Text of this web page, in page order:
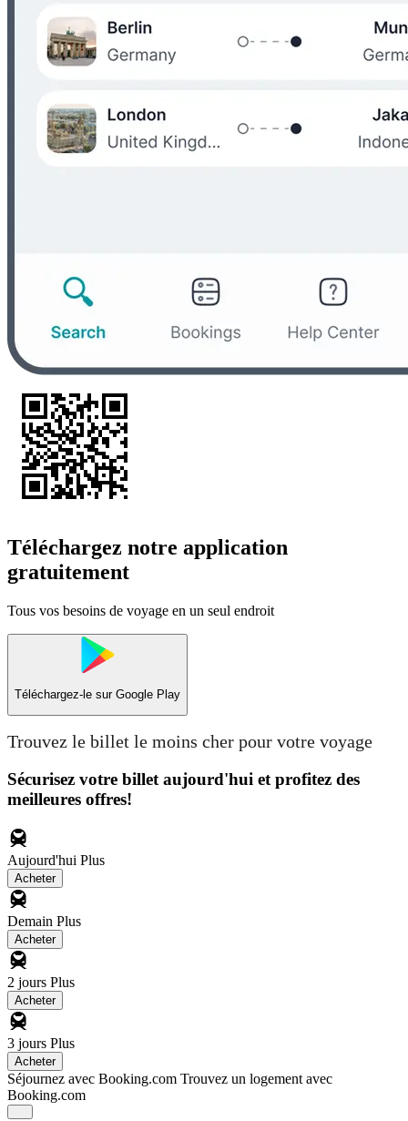
Téléchargez notre application
gratuitement
Tous vos besoins de voyage en un seul endroit
Téléchargez-le sur Google Play
Trouvez le billet le moins cher pour votre voyage
Sécurisez votre billet aujourd'hui et profitez des
meilleures offres!
Aujourd'hui Plus
Acheter
Demain Plus
Acheter
2 jours Plus
Acheter
3 jours Plus
Acheter
Séjournez avec Booking.com Trouvez un logement avec
Booking.com